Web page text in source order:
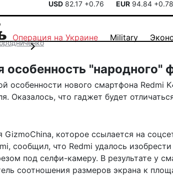
USD 82.17 +0.76 EUR 94.84 +0.78
Операция на Украине Military
особенность "народного"
особенности нового смартфона Redmi
Оказалось, что гаджет будет
GizmoChina, которое ссылается на
сообщил, что Redmi удалось
под селфи-камеру. В результате у
соотношения размеров экрана к